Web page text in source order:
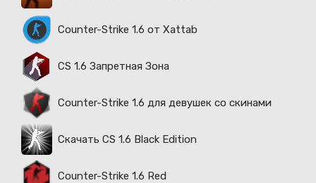
Counter-Strike 1.6 от Xattab
CS 1.6 Запретная Зона
Counter-Strike 1.6 для девушек со скинами
Скачать CS 1.6 Black Edition
Counter-Strike 1.6 Red